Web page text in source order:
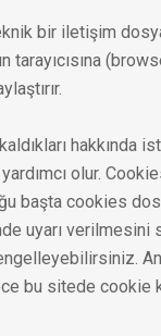
bir iletişim
hakkında
olur.
başta cookies
uyarı verilmesini
bu sitede cookie